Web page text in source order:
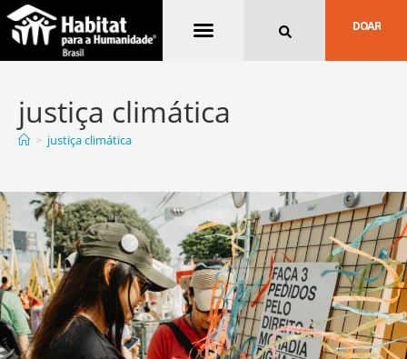
DOAR
justiça climática
> justiça climática